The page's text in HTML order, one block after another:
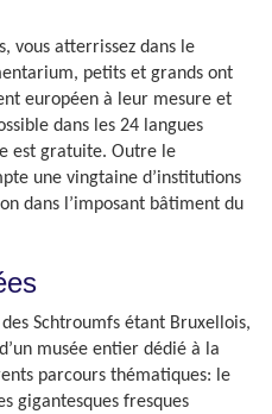
vous atterrissez dans le
petits et grands ont
européen à leur mesure et
dans les 24 langues
est gratuite. Outre le
une vingtaine d’institutions
dans l’imposant bâtiment du
Schtroumfs étant Bruxellois,
musée entier dédié à la
parcours thématiques: le
gigantesques fresques